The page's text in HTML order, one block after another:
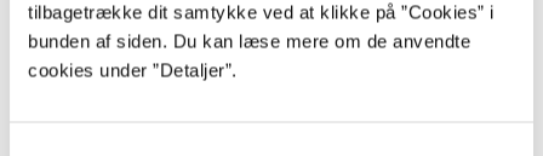
tilbagetrække dit samtykke ved at klikke på ”Cookies” i
bunden af siden. Du kan læse mere om de anvendte
cookies under ”Detaljer”.
...